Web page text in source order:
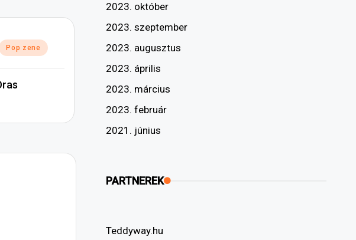
Pop zene
2023. október
2023. szeptember
2023. augusztus
2023. április
2023. március
2023. február
2021. június
PARTNEREK
Teddyway.hu